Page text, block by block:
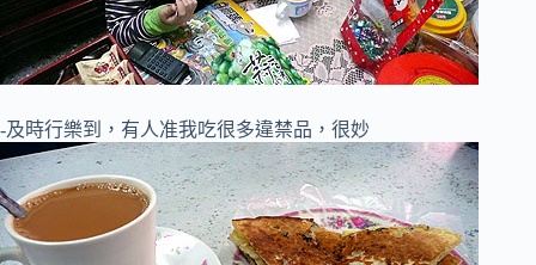
-及時行樂到，有人准我吃很多違禁品，很妙